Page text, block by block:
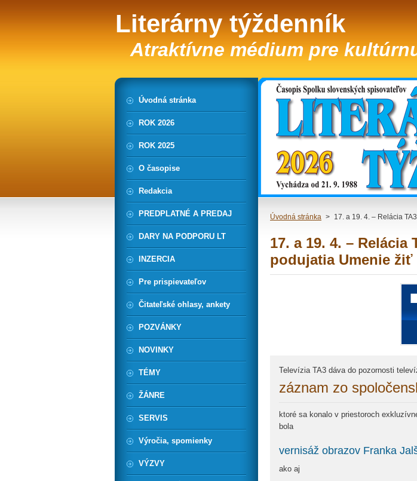
Literárny týždenník
Atraktívne médium pre
Úvodná stránka > 17. a 19. 4. – Relácia
17. a 19. 4. – Relácia
podujatia Umenie žiť
Televízia TA3 dáva do pozornosti
záznam zo
ktoré sa konalo v priestoroch
bola
vernisáž obrazov Franka
ako aj
Úvodná stránka
ROK 2026
ROK 2025
O časopise
Redakcia
PREDPLATNÉ A PREDAJ
DARY NA PODPORU LT
INZERCIA
Pre prispievateľov
Čitateľské ohlasy, ankety
POZVÁNKY
NOVINKY
TÉMY
ŽÁNRE
SERVIS
Výročia, spomienky
VÝZVY